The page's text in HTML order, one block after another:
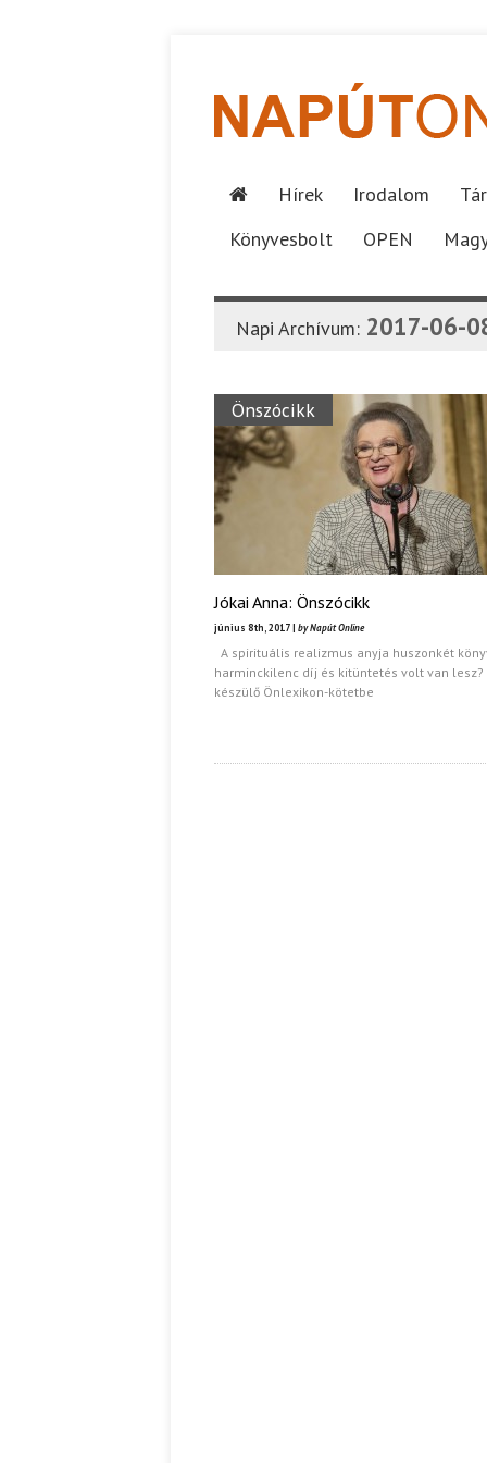
Hírek Irodalom
Könyvesbolt
OPEN
Napi Archívum: 2017-06-
Önszócikk
Jókai Anna: Önszócikk
június 8th, 2017 | by Napút Online
A spirituális realizmus anyja huszonkét
harminckilenc díj és kitüntetés volt van lesz?
készülő Önlexikon-kötetbe